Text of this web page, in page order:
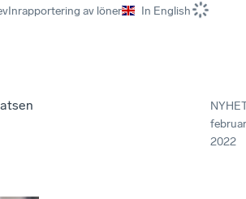
Inrapportering av löner In English
2022